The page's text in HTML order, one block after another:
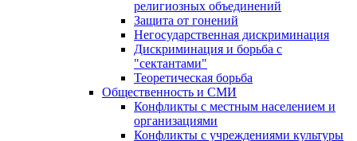
религиозных объединений
Защита от гонений
Негосударственная дискриминация
Дискриминация и борьба с
"сектантами"
Теоретическая борьба
Общественность и СМИ
Конфликты с местным населением и
организациями
Конфликты с учреждениями культуры